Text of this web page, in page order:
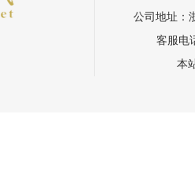
公司地址：
客服电
本